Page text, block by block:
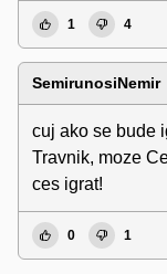
1 4
SemirunosiNemir
cuj ako se bude
Travnik, moze
ces igrat!
0 1